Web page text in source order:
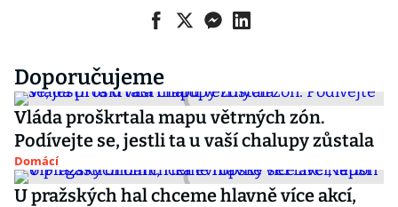
Doporučujeme
Vláda proškrtala mapu větrných zón.
Podívejte se, jestli ta u vaší chalupy zůstala
Domácí
U pražských hal chceme hlavně více akcí,